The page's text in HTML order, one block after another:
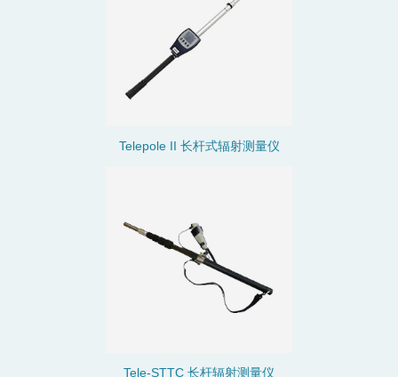
Telepole II 长杆式辐射测量仪
Tele-STTC 长杆辐射测量仪